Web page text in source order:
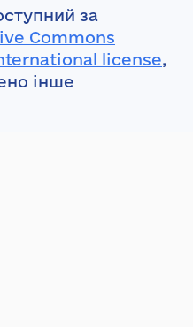
за
Commons
license,
інше